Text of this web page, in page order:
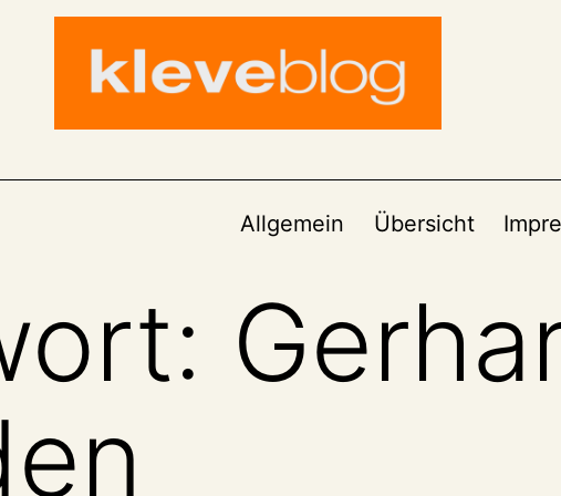
Allgemein Übersicht